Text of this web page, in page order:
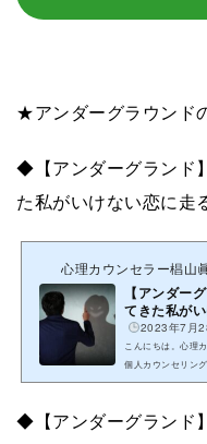
★アンダーグラウンド
◆【アンダーグランド
た私がいけない恋に走
心理カウンセラー椙山
【アンダー
てきた私が
2023年7月
こんにちは。心理
個人カウンセリン
んの恋愛・夫婦、
◆【アンダーグランド